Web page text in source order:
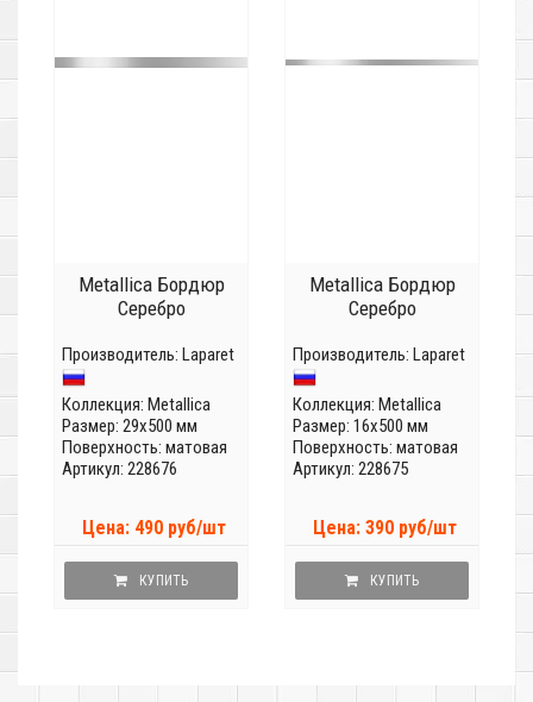
Metallica Бордюр
Серебро
Производитель: Laparet
Коллекция: Metallica
Размер: 29x500 мм
Поверхность: матовая
Артикул: 228676
Цена: 490 руб/шт
КУПИТЬ
Metallica Бордюр
Серебро
Производитель: Laparet
Коллекция: Metallica
Размер: 16x500 мм
Поверхность: матовая
Артикул: 228675
Цена: 390 руб/шт
КУПИТЬ